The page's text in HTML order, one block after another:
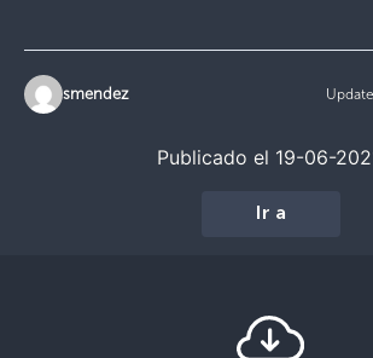
smendez
Publicado el 19-06-
Ir a